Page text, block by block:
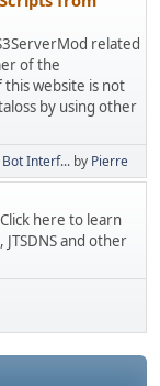
related
of the
this website is not
by using other
Bot Interf... by Pierre
here to learn
and other